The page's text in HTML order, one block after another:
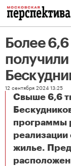
Более
12 сентября 2024 13:25
Свыше 6,6
программы
жилье.